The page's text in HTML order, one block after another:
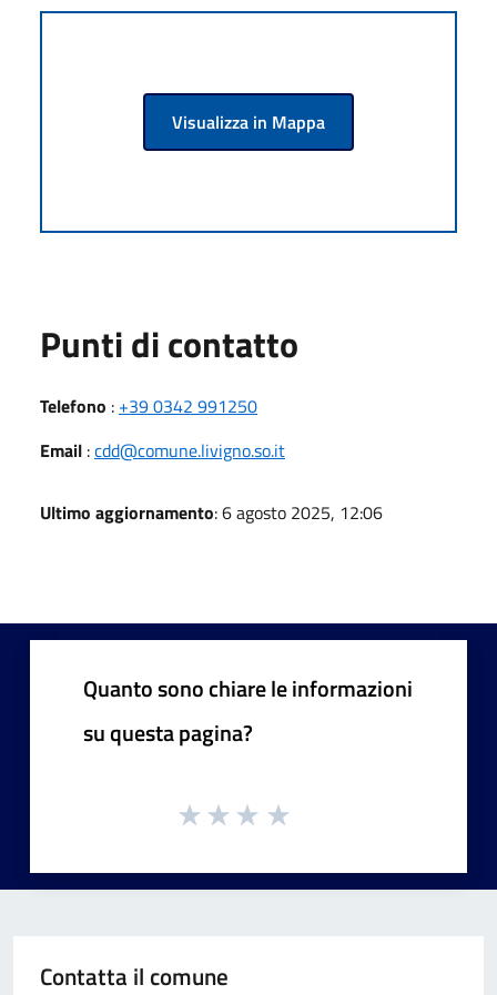
Visualizza in Mappa
Punti di contatto
Telefono : +39 0342 991250
Email :cdd@comune.livigno.so.it
Ultimo aggiornamento: 6 agosto 2025, 12:06
Quanto sono chiare le informazioni
su questa pagina?
Contatta il comune